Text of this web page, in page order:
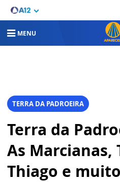
MENU
TERRA DA PADROEIRA
Terra da
As Marcianas,
Thiago e